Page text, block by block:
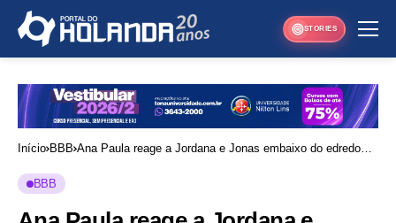
STORIES
Início BBB Ana Paula reage a Jordana e Jonas embaixo do edredom
BBB